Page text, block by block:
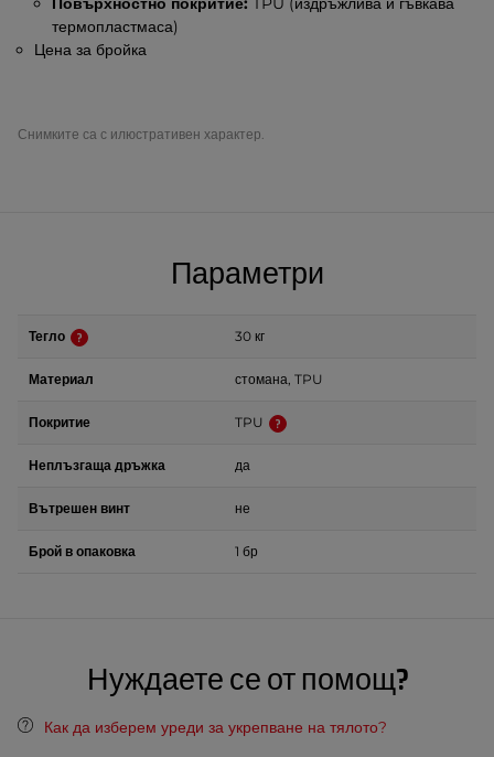
термопластмаса)
Цена за бройка
Снимките са с илюстративен характер.
Параметри
Тегло 30 кг
Материал стомана, TPU
Покритие TPU
Неплъзгаща дръжка да
Вътрешен винт не
Брой в опаковка 1 бр
Нуждаете се от помощ?
Как да изберем уреди за укрепване на тялото?